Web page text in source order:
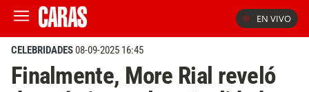
EN VIVO
CELEBRIDADES08-09-2025 16:45
Finalmente, More Rial reveló